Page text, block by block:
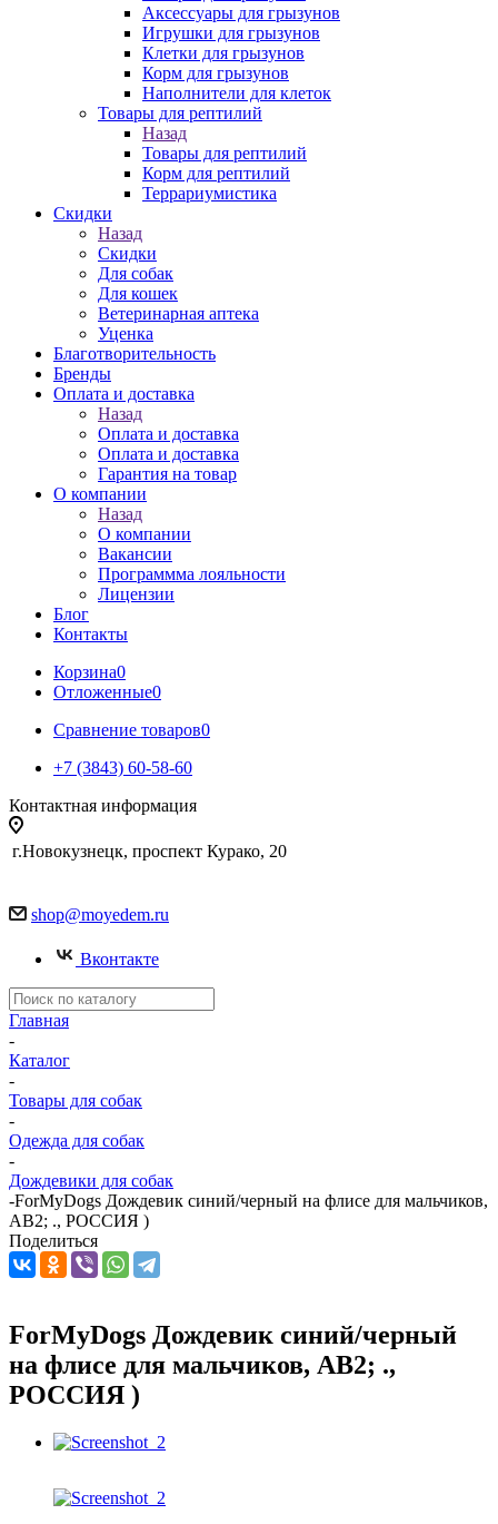
Аксессуары для грызунов
Игрушки для грызунов
Клетки для грызунов
Корм для грызунов
Наполнители для клеток
Товары для рептилий
Назад
Товары для рептилий
Корм для рептилий
Террариумистика
Скидки
Назад
Скидки
Для собак
Для кошек
Ветеринарная аптека
Уценка
Благотворительность
Бренды
Оплата и доставка
Назад
Оплата и доставка
Оплата и доставка
Гарантия на товар
О компании
Назад
О компании
Вакансии
Программма лояльности
Лицензии
Блог
Контакты
Корзина0
Отложенные0
Сравнение товаров0
+7 (3843) 60-58-60
Контактная информация
г.Новокузнецк, проспект Курако, 20
shop@moyedem.ru
Вконтакте
Главная
-
Каталог
-
Товары для собак
-
Одежда для собак
-
Дождевики для собак
-ForMyDogs Дождевик синий/черный на флисе для мальчиков,
АВ2; ., РОССИЯ )
Поделиться
ForMyDogs Дождевик синий/черный
на флисе для мальчиков, АВ2; .,
РОССИЯ )